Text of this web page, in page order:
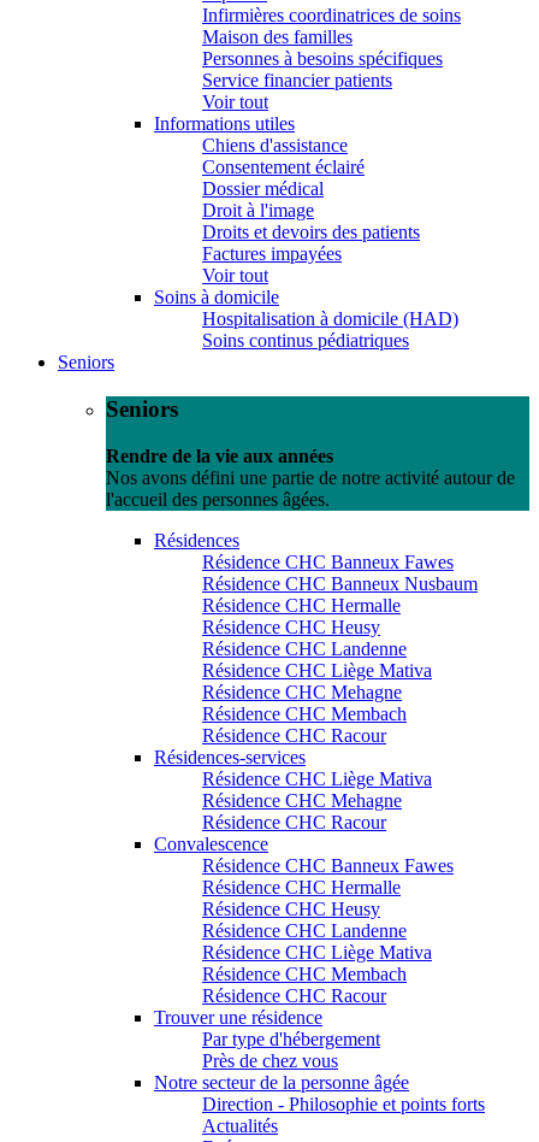
Infirmières coordinatrices de soins
Maison des familles
Personnes à besoins spécifiques
Service financier patients
Voir tout
Informations utiles
Chiens d'assistance
Consentement éclairé
Dossier médical
Droit à l'image
Droits et devoirs des patients
Factures impayées
Voir tout
Soins à domicile
Hospitalisation à domicile (HAD)
Soins continus pédiatriques
Seniors
Seniors
Rendre de la vie aux années
Nos avons défini une partie de notre activité autour de
l'accueil des personnes âgées.
Résidences
Résidence CHC Banneux Fawes
Résidence CHC Banneux Nusbaum
Résidence CHC Hermalle
Résidence CHC Heusy
Résidence CHC Landenne
Résidence CHC Liège Mativa
Résidence CHC Mehagne
Résidence CHC Membach
Résidence CHC Racour
Résidences-services
Résidence CHC Liège Mativa
Résidence CHC Mehagne
Résidence CHC Racour
Convalescence
Résidence CHC Banneux Fawes
Résidence CHC Hermalle
Résidence CHC Heusy
Résidence CHC Landenne
Résidence CHC Liège Mativa
Résidence CHC Membach
Résidence CHC Racour
Trouver une résidence
Par type d'hébergement
Près de chez vous
Notre secteur de la personne âgée
Direction - Philosophie et points forts
Actualités